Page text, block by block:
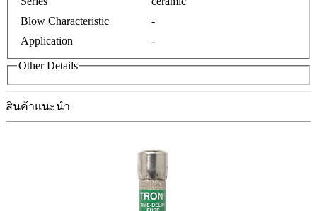
Blow Characteristic
-
Application
-
Other Details
สินค้าแนะนำ